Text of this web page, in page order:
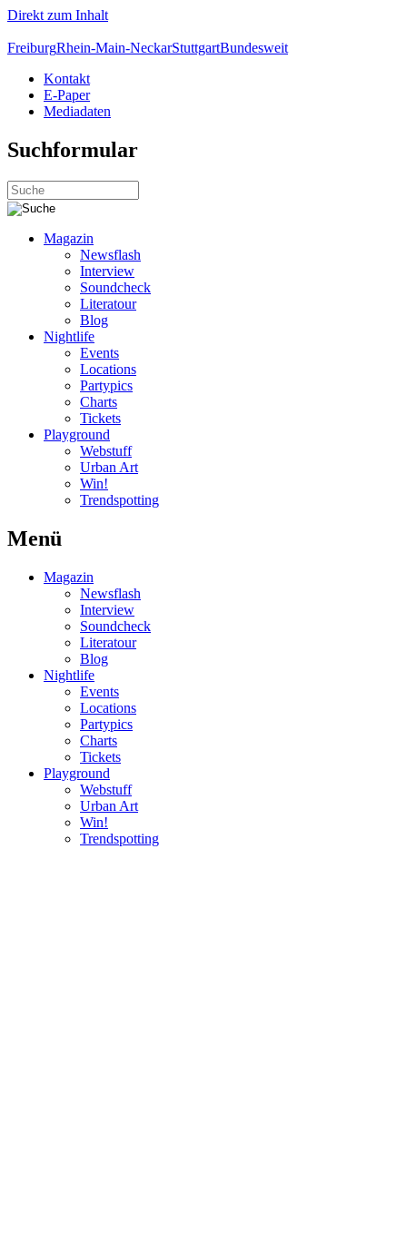
Direkt zum Inhalt
FreiburgRhein-Main-NeckarStuttgartBundesweit
Kontakt
E-Paper
Mediadaten
Suchformular
Magazin
Newsflash
Interview
Soundcheck
Literatour
Blog
Nightlife
Events
Locations
Partypics
Charts
Tickets
Playground
Webstuff
Urban Art
Win!
Trendspotting
Menü
Magazin
Newsflash
Interview
Soundcheck
Literatour
Blog
Nightlife
Events
Locations
Partypics
Charts
Tickets
Playground
Webstuff
Urban Art
Win!
Trendspotting